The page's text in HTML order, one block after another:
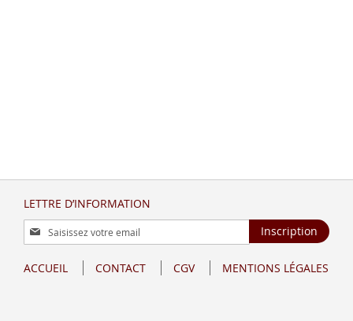
LETTRE D’INFORMATION
Inscription
à
lettre
Inscription
ACCUEIL CONTACT CGV MENTIONS LÉGALES